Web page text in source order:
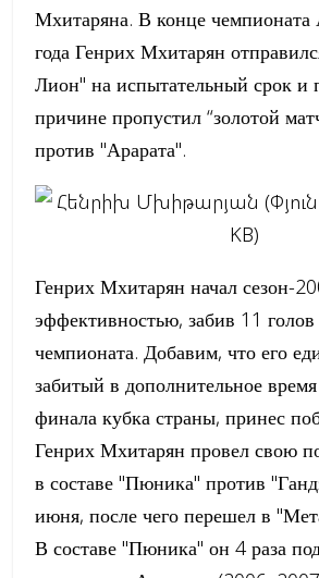
Мхитаряна. В конце
года Генрих Мхитарян
Лион" на испытательный срок и
причине пропустил “золотой
против "Арарата".
Генрих Мхитарян начал сезон-
эффективностью, забив 11 голов
чемпионата. Добавим, что его
забитый в дополнительное
финала кубка страны, принес
Генрих Мхитарян провел свою
в составе "Пюника" против
июня, после чего перешел в
В составе "Пюника" он 4 раза